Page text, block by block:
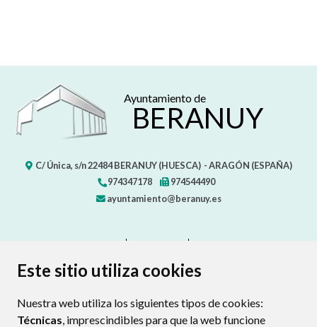
Este sitio utiliza cookies
Nuestra web utiliza los siguientes tipos de cookies:
Técnicas, imprescindibles para que la web funcione
Ayuntamiento de
BERANUY
C/ Única, s/n22484 BERANUY (HUESCA) - ARAGÓN (ESPAÑA)
974347178
974544490
ayuntamiento@beranuy.es
PROTECCIÓN DE DATOS
POLÍTICA DE COOKIES